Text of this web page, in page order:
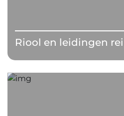
Riool en leidingen